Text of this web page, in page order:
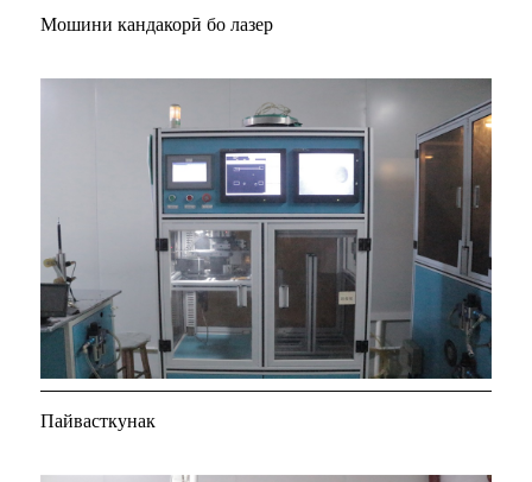
Мошини кандакорӣ бо лазер
Пайвасткунак